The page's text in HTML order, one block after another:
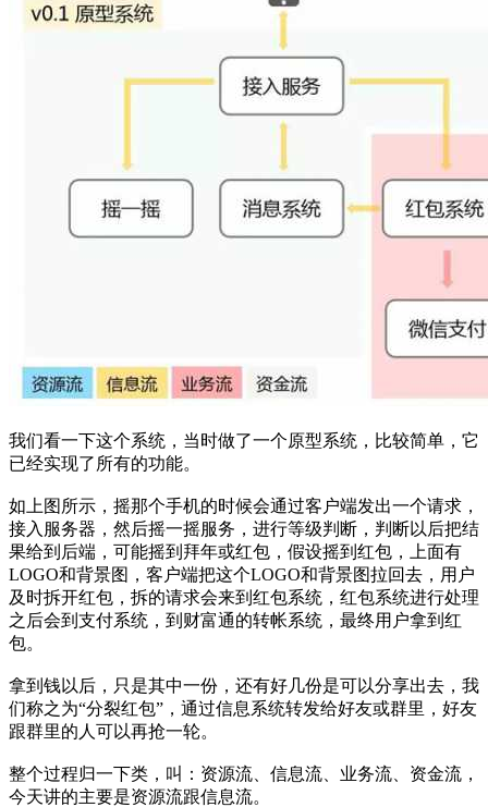
我们看一下这个系统，当时做了一个原型系统，比较简单，它
已经实现了所有的功能。
如上图所示，摇那个手机的时候会通过客户端发出一个请求，
接入服务器，然后摇一摇服务，进行等级判断，判断以后把结
果给到后端，可能摇到拜年或红包，假设摇到红包，上面有
LOGO和背景图，客户端把这个LOGO和背景图拉回去，用户
及时拆开红包，拆的请求会来到红包系统，红包系统进行处理
之后会到支付系统，到财富通的转帐系统，最终用户拿到红
包。
拿到钱以后，只是其中一份，还有好几份是可以分享出去，我
们称之为“分裂红包”，通过信息系统转发给好友或群里，好友
跟群里的人可以再抢一轮。
整个过程归一下类，叫：资源流、信息流、业务流、资金流，
今天讲的主要是资源流跟信息流。